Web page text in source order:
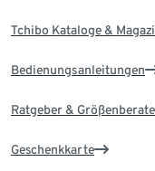
Tchibo Kataloge &
Bedienungsanleitungen
Ratgeber &
Geschenkkarte